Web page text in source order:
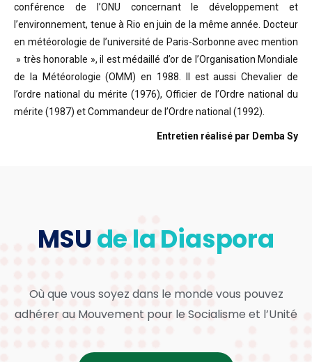
conférence de l’ONU concernant le développement et
l’environnement, tenue à Rio en juin de la même année.
Docteur
en météorologie de l’université de Paris-Sorbonne avec mention
» très honorable », il est médaillé d’or de l’Organisation Mondiale
de la Météorologie (OMM) en 1988. Il est aussi Chevalier de
l’ordre national du mérite (1976), Officier de l’Ordre national du
mérite (1987) et Commandeur de l’Ordre national (1992).
Entretien réalisé par Demba Sy
MSU de la Diaspora
Où que vous soyez dans le monde vous pouvez
adhérer au Mouvement pour le Socialisme et l’Unité